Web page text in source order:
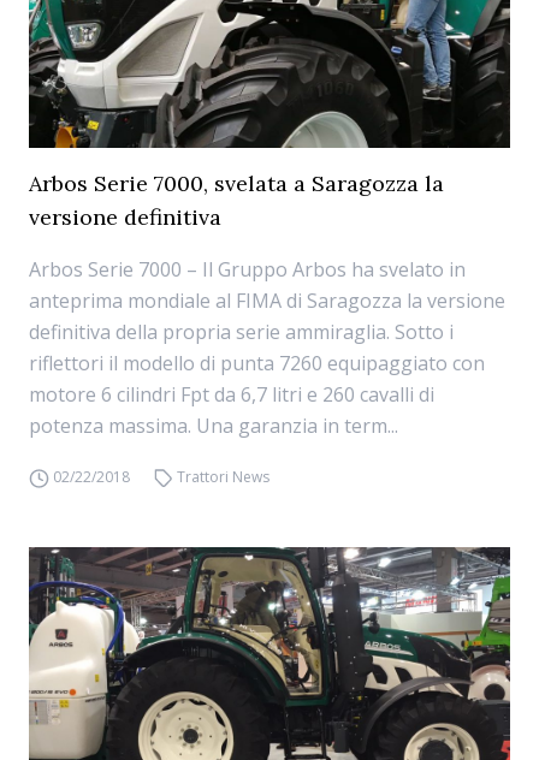
Arbos Serie 7000, svelata a Saragozza la
versione definitiva
Arbos Serie 7000 – Il Gruppo Arbos ha svelato in
anteprima mondiale al FIMA di Saragozza la versione
definitiva della propria serie ammiraglia. Sotto i
riflettori il modello di punta 7260 equipaggiato con
motore 6 cilindri Fpt da 6,7 litri e 260 cavalli di
potenza massima. Una garanzia in term...
02/22/2018 Trattori News